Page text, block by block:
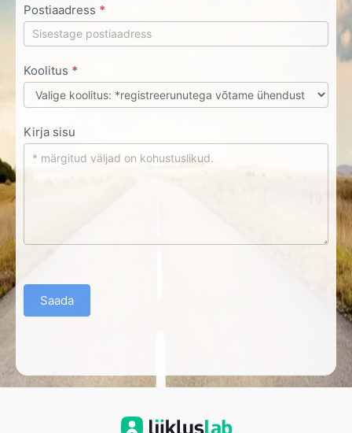
Postiaadress *
Koolitus *
Kirja sisu
Saada